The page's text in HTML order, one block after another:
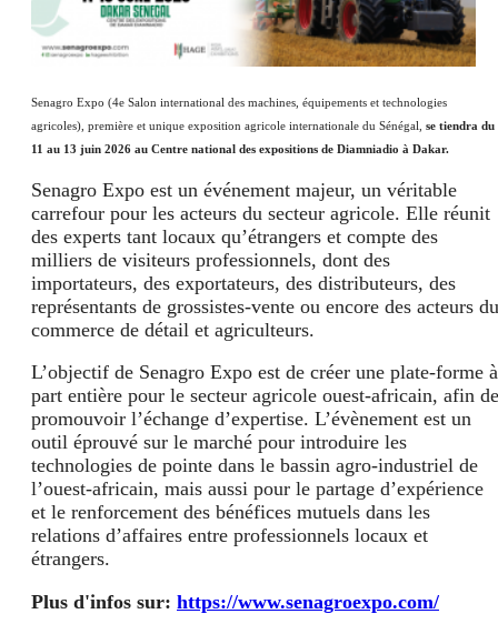
Senagro Expo (4e Salon international des machines, équipements et technologies
agricoles), première et unique exposition agricole internationale du Sénégal, se tiendra du
11 au 13 juin 2026 au Centre national des expositions de Diamniadio à Dakar.
Senagro Expo est un événement majeur, un véritable
carrefour pour les acteurs du secteur agricole. Elle réunit
des experts tant locaux qu’étrangers et compte des
milliers de visiteurs professionnels, dont des
importateurs, des exportateurs, des distributeurs, des
représentants de grossistes-vente ou encore des acteurs du
commerce de détail et agriculteurs.
L’objectif de Senagro Expo est de créer une plate-forme à
part entière pour le secteur agricole ouest-africain, afin de
promouvoir l’échange d’expertise. L’évènement est un
outil éprouvé sur le marché pour introduire les
technologies de pointe dans le bassin agro-industriel de
l’ouest-africain, mais aussi pour le partage d’expérience
et le renforcement des bénéfices mutuels dans les
relations d’affaires entre professionnels locaux et
étrangers.
Plus d'infos sur: https://www.senagroexpo.com/